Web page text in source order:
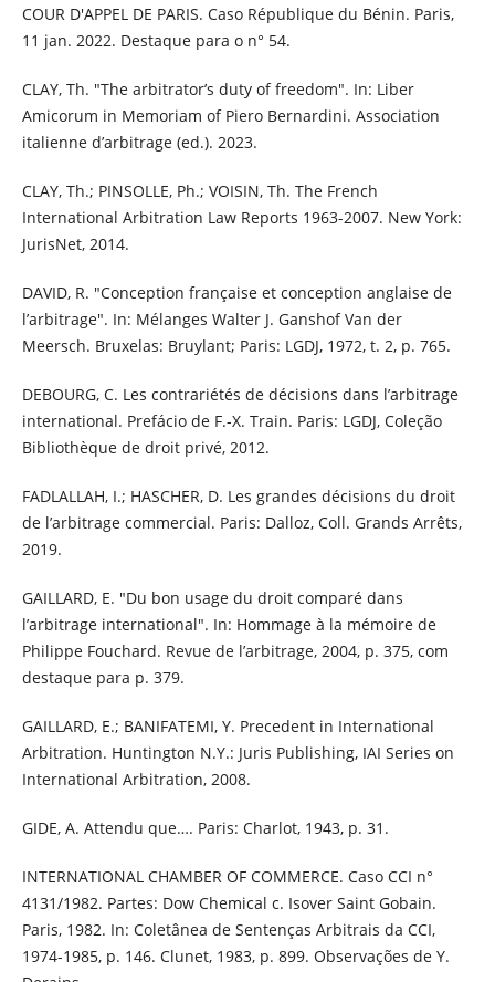
COUR D'APPEL DE PARIS. Caso République du Bénin. Paris,
11 jan. 2022. Destaque para o n° 54.
CLAY, Th. "The arbitrator’s duty of freedom". In: Liber
Amicorum in Memoriam of Piero Bernardini. Association
italienne d’arbitrage (ed.). 2023.
CLAY, Th.; PINSOLLE, Ph.; VOISIN, Th. The French
International Arbitration Law Reports 1963-2007. New York:
JurisNet, 2014.
DAVID, R. "Conception française et conception anglaise de
l’arbitrage". In: Mélanges Walter J. Ganshof Van der
Meersch. Bruxelas: Bruylant; Paris: LGDJ, 1972, t. 2, p. 765.
DEBOURG, C. Les contrariétés de décisions dans l’arbitrage
international. Prefácio de F.-X. Train. Paris: LGDJ, Coleção
Bibliothèque de droit privé, 2012.
FADLALLAH, I.; HASCHER, D. Les grandes décisions du droit
de l’arbitrage commercial. Paris: Dalloz, Coll. Grands Arrêts,
2019.
GAILLARD, E. "Du bon usage du droit comparé dans
l’arbitrage international". In: Hommage à la mémoire de
Philippe Fouchard. Revue de l’arbitrage, 2004, p. 375, com
destaque para p. 379.
GAILLARD, E.; BANIFATEMI, Y. Precedent in International
Arbitration. Huntington N.Y.: Juris Publishing, IAI Series on
International Arbitration, 2008.
GIDE, A. Attendu que…. Paris: Charlot, 1943, p. 31.
INTERNATIONAL CHAMBER OF COMMERCE. Caso CCI n°
4131/1982. Partes: Dow Chemical c. Isover Saint Gobain.
Paris, 1982. In: Coletânea de Sentenças Arbitrais da CCI,
1974-1985, p. 146. Clunet, 1983, p. 899. Observações de Y.